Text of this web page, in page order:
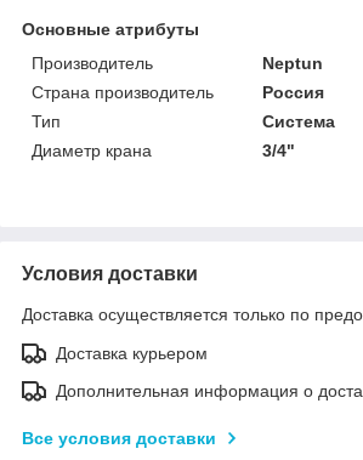
Основные атрибуты
Производитель
Neptun
Страна производитель
Россия
Тип
Система
Диаметр крана
3/4"
Условия доставки
Доставка осуществляется только по
Доставка курьером
Дополнительная информация о
Все условия доставки